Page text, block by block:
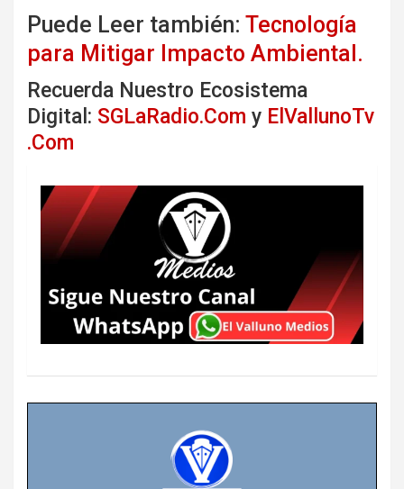
Puede Leer también: Tecnología
para Mitigar Impacto Ambiental.
Recuerda Nuestro Ecosistema
Digital: SGLaRadio.Com y ElVallunoTv
.Com